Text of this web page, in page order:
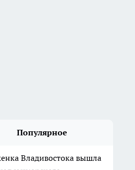
Популярное
Владивостока вышла